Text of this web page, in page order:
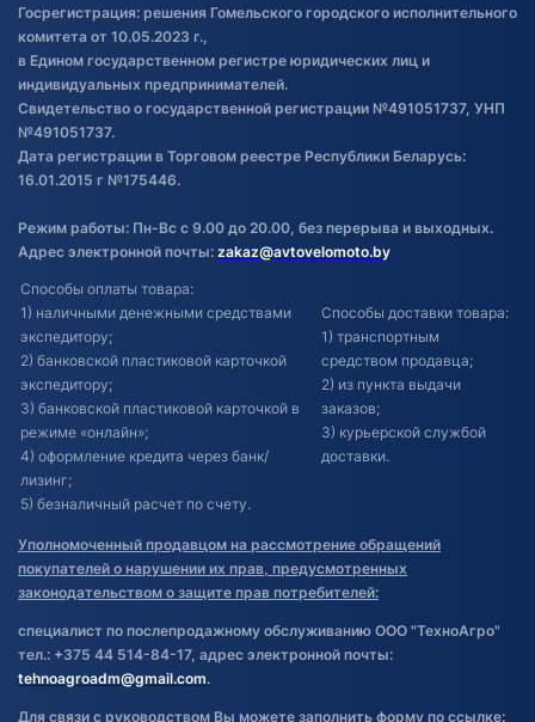
Обновления в ЭПТС 2024
Госрегистрация: решения Гомельского городского исполнительного
комитета от 10.05.2023 г.,
в Едином государственном регистре юридических лиц и
индивидуальных предпринимателей.
Свидетельство о государственной регистрации №491051737, УНП
№491051737.
Дата регистрации в Торговом реестре Республики Беларусь:
16.01.2015 г №175446.
Режим работы: Пн-Вс с 9.00 до 20.00, без перерыва и выходных.
Адрес электронной почты: zakaz@avtovelomoto.by
Способы оплаты товара:
1) наличными денежными средствами
экспедитору;
2) банковской пластиковой карточкой
экспедитору;
3) банковской пластиковой карточкой в
режиме «онлайн»;
4) оформление кредита через банк/
лизинг;
5) безналичный расчет по счету.
Способы доставки товара:
1) транспортным
средством продавца;
2) из пункта выдачи
заказов;
3) курьерской службой
доставки.
Уполномоченный продавцом на рассмотрение обращений
покупателей о нарушении их прав, предусмотренных
законодательством о защите прав потребителей:
специалист по послепродажному обслуживанию ООО "ТехноАгро"
тел.: +375 44 514-84-17, адрес электронной почты:
tehnoagroadm@gmail.com.
Для связи с руководством Вы можете заполнить форму по ссылке: